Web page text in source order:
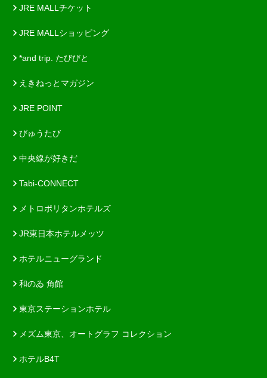
JRE MALLチケット
JRE MALLショッピング
*and trip. たびびと
えきねっとマガジン
JRE POINT
びゅうたび
中央線が好きだ
Tabi-CONNECT
メトロポリタンホテルズ
JR東日本ホテルメッツ
ホテルニューグランド
和のゐ 角館
東京ステーションホテル
メズム東京、オートグラフ コレクション
ホテルB4T